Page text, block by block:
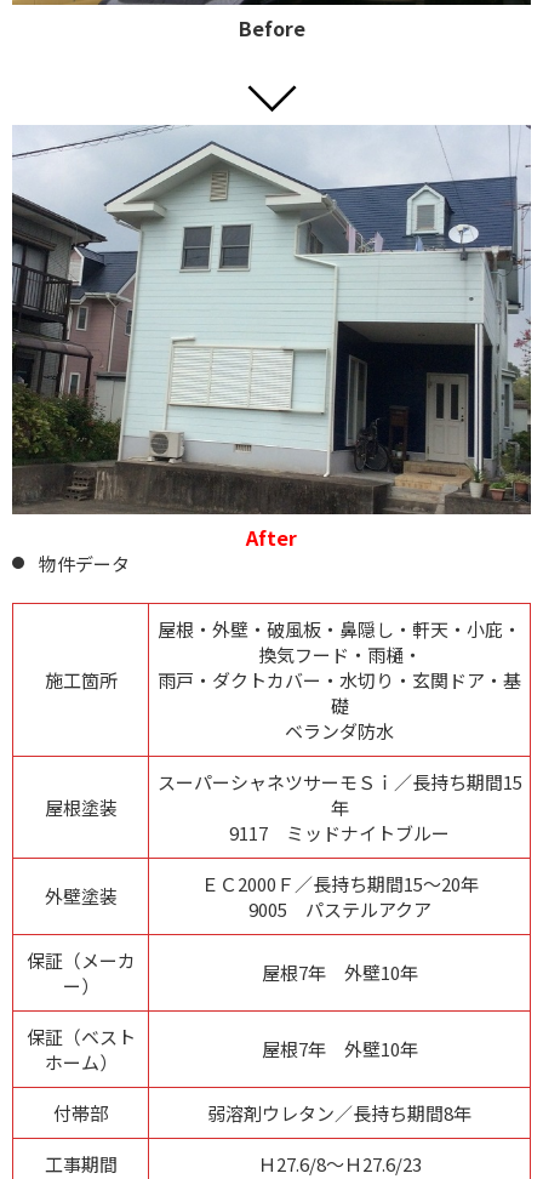
Before
After
物件データ
施工箇所
屋根・外壁・破風板・鼻隠し・軒天・小庇・
換気フード・雨樋・
雨戸・ダクトカバー・水切り・玄関ドア・基
礎
ベランダ防水
屋根塗装
スーパーシャネツサーモＳｉ／長持ち期間15
年
9117 ミッドナイトブルー
外壁塗装
ＥＣ2000Ｆ／長持ち期間15～20年
9005 パステルアクア
保証（メーカ
ー）
屋根7年 外壁10年
保証（ベスト
ホーム）
屋根7年 外壁10年
付帯部
弱溶剤ウレタン／長持ち期間8年
工事期間
Ｈ27.6/8～Ｈ27.6/23